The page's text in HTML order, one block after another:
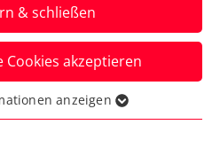
für
des Drei
von Peuerbach
& schließen
Cookies akzeptieren
für grundlegende
anzeigen